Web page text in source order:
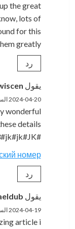
the great
lots of
for this
greatly.
رد
يقول
2024-04-20 الساعة 6:55 صباحًا
wonderful
details.
#be#jk3#jk#jk#JK##
номер
رد
يقول
2024-04-19 الساعة 7:44 مساءً
article i